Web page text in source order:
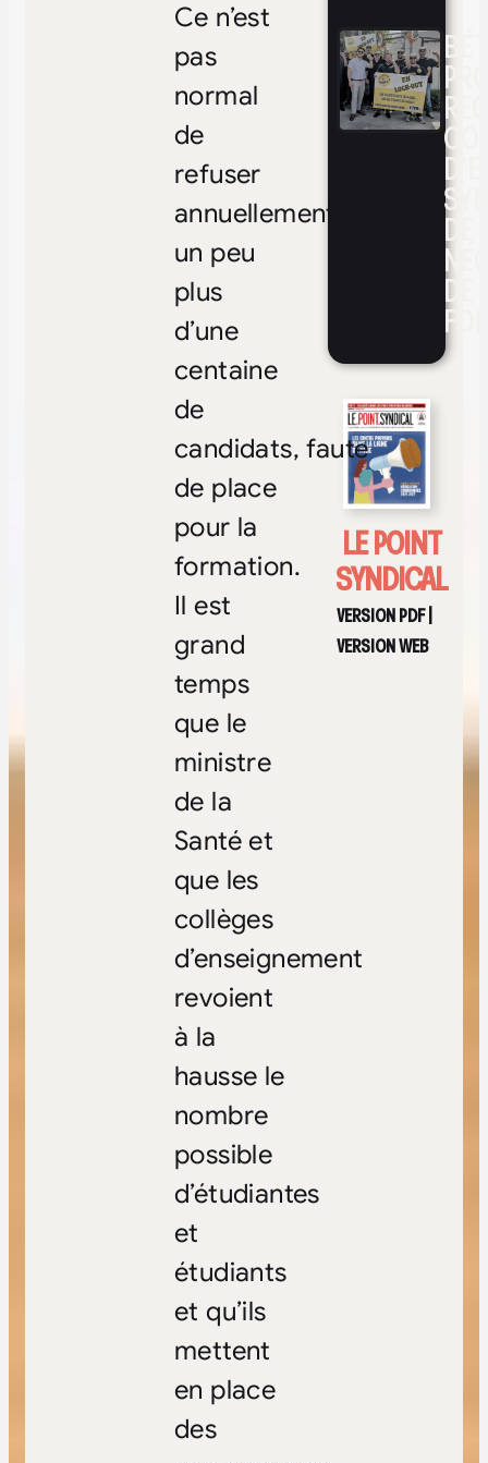
DE
DE
FOI
LE POINT
SYNDICAL
VERSION PDF|
VERSION WEB
Ce n’est
pas
normal
de
refuser
annuellement
un peu
plus
d’une
centaine
de
candidats, faute
de place
pour la
formation.
Il est
grand
temps
que le
ministre
de la
Santé et
que les
collèges
d’enseignement
revoient
à la
hausse le
nombre
possible
d’étudiantes
et
étudiants
et qu’ils
mettent
en place
des